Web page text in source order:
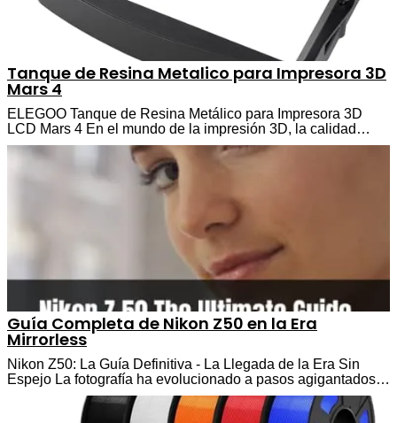
Tanque de Resina Metalico para Impresora 3D
Mars 4
ELEGOO Tanque de Resina Metálico para Impresora 3D
LCD Mars 4 En el mundo de la impresión 3D, la calidad…
Guía Completa de Nikon Z50 en la Era
Mirrorless
Nikon Z50: La Guía Definitiva - La Llegada de la Era Sin
Espejo La fotografía ha evolucionado a pasos agigantados…